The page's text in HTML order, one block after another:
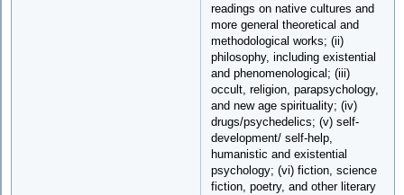
readings on native cultures and
more general theoretical and
methodological works; (ii)
philosophy, including existential
and phenomenological; (iii)
occult, religion, parapsychology,
and new age spirituality; (iv)
drugs/psychedelics; (v) self-
development/ self-help,
humanistic and existential
psychology; (vi) fiction, science
fiction, poetry, and other literary